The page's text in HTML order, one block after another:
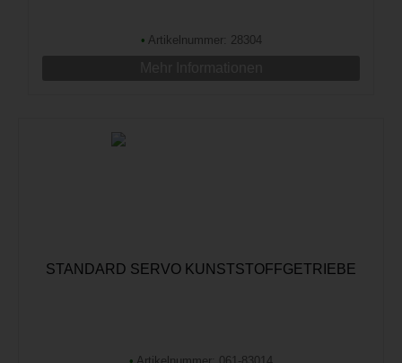
• Artikelnummer: 28304
STANDARD SERVO KUNSTSTOFFGETRIEBE